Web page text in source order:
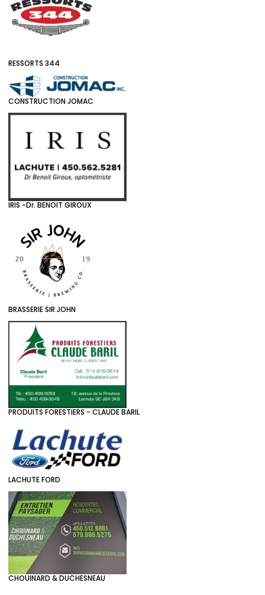
RESSORTS 344
CONSTRUCTION JOMAC
IRIS -Dr. BENOIT GIROUX
BRASSERIE SIR JOHN
PRODUITS FORESTIERS - CLAUDE BARIL
LACHUTE FORD
CHOUINARD & DUCHESNEAU